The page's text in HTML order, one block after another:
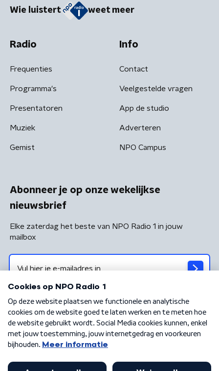
Wie luistert weet meer
Radio
Frequenties
Programma's
Presentatoren
Muziek
Gemist
Info
Contact
Veelgestelde vragen
App de studio
Adverteren
NPO Campus
Abonneer je op onze wekelijkse
nieuwsbrief
Elke zaterdag het beste van NPO Radio 1 in jouw
mailbox
Algemene voorwaarden